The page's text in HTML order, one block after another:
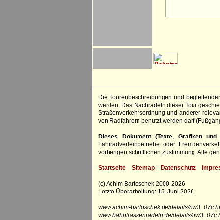
Die Tourenbeschreibungen und
werden. Das Nachradeln dieser Tour
Straßenverkehrsordnung und anderer
von Radfahrern benutzt werden darf
Dieses Dokument (Texte, Grafiken
Fahrradverleihbetriebe oder
vorherigen schriftlichen Zustimmung. Alle
Startseite Sitemap Datenschutz
(c) Achim Bartoschek 2000-2026
Letzte Überarbeitung: 15. Juni 2026
www.achim-bartoschek.de/details/
www.bahntrassenradeln.de/details/